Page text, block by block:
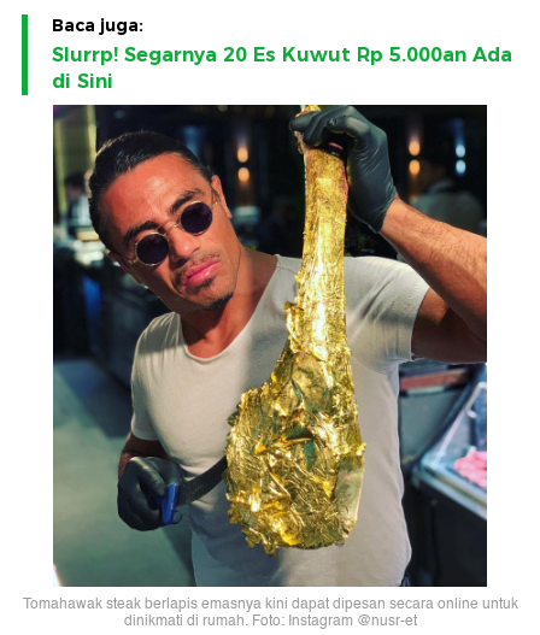
Baca juga:
Slurrp! Segarnya 20 Es Kuwut Rp 5.000an Ada
di Sini
Tomahawak steak berlapis emasnya kini dapat dipesan secara online untuk
dinikmati di rumah. Foto: Instagram @nusr-et